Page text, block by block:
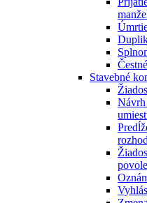
Stavebné
Návrh